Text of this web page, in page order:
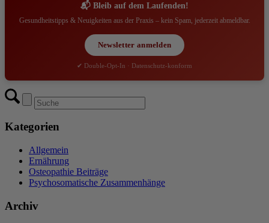
📬 Bleib auf dem Laufenden!
Gesundheitstipps & Neuigkeiten aus der Praxis – kein Spam, jederzeit abmeldbar.
Newsletter anmelden
✔ Double-Opt-In · Datenschutz-konform
Kategorien
Allgemein
Ernährung
Osteopathie Beiträge
Psychosomatische Zusammenhänge
Archiv